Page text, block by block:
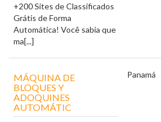
+200 Sites de Classificados
Grátis de Forma
Automática! Você sabia que
ma[...]
MÁQUINA DE
BLOQUES Y
ADOQUINES
AUTOMÁTIC
Panamá